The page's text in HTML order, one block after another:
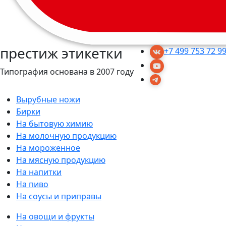
престиж этикетки
Типография основана в 2007 году
+7 499 753 72 99
Вырубные ножи
Бирки
На бытовую химию
На молочную продукцию
На мороженное
На мясную продукцию
На напитки
На пиво
На соусы и приправы
На овощи и фрукты